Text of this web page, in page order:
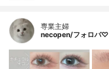
専業主婦
necopen/フォロバ♡